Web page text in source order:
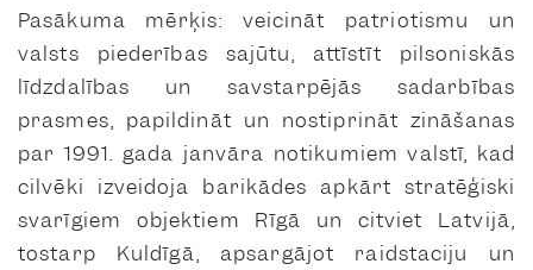
Pasākuma mērķis: veicināt patriotismu un
valsts piederības sajūtu, attīstīt pilsoniskās
līdzdalības un savstarpējās sadarbības
prasmes, papildināt un nostiprināt zināšanas
par 1991. gada janvāra notikumiem valstī, kad
cilvēki izveidoja barikādes apkārt stratēģiski
svarīgiem objektiem Rīgā un citviet Latvijā,
tostarp Kuldīgā, apsargājot raidstaciju un